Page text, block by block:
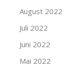
August 2022
Juli 2022
Juni 2022
Mai 2022